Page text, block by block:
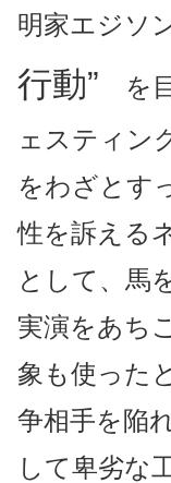
明家エジソ
行動” を
ェスティン
をわざとす
性を訴える
として、馬
実演をあち
象も使った
争相手を陥
して卑劣な